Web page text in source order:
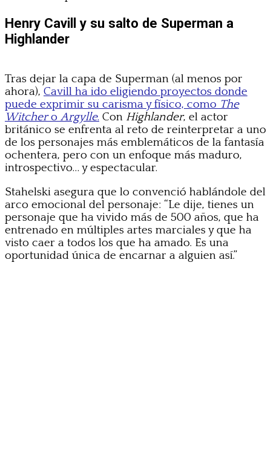
Henry Cavill y su salto de Superman a
Highlander
Tras dejar la capa de Superman (al menos por
ahora), Cavill ha ido eligiendo proyectos donde
puede exprimir su carisma y físico, como The
WitcheroArgylle. Con Highlander, el actor
británico se enfrenta al reto de reinterpretar a uno
de los personajes más emblemáticos de la fantasía
ochentera, pero con un enfoque más maduro,
introspectivo… y espectacular.
Stahelski asegura que lo convenció hablándole del
arco emocional del personaje: “Le dije, tienes un
personaje que ha vivido más de 500 años, que ha
entrenado en múltiples artes marciales y que ha
visto caer a todos los que ha amado. Es una
oportunidad única de encarnar a alguien así.”